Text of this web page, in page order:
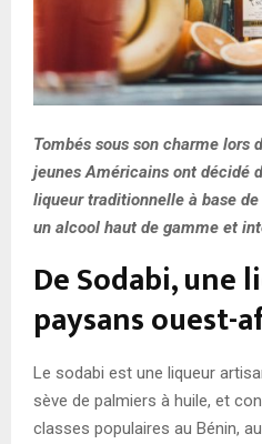
Tombés sous son charme lors
jeunes Américains ont décidé
liqueur traditionnelle à base
un alcool haut de gamme et
De Sodabi, une
paysans ouest-
Le sodabi est une liqueur
sève de palmiers à huile, et
classes populaires au Bénin,